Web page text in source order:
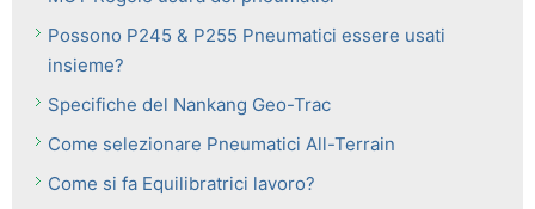
Possono P245 & P255 Pneumatici essere usati
insieme?
Specifiche del Nankang Geo-Trac
Come selezionare Pneumatici All-Terrain
Come si fa Equilibratrici lavoro?